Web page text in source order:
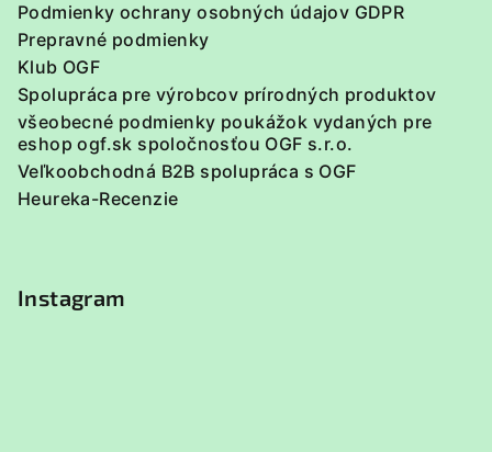
Podmienky ochrany osobných údajov GDPR
Prepravné podmienky
Klub OGF
Spolupráca pre výrobcov prírodných produktov
všeobecné podmienky poukážok vydaných pre
eshop ogf.sk spoločnosťou OGF s.r.o.
Veľkoobchodná B2B spolupráca s OGF
Heureka-Recenzie
Instagram